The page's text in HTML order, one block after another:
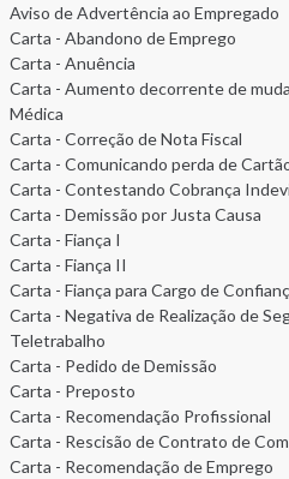
Aviso de Advertência ao Empregado
Carta - Abandono de Emprego
Carta - Anuência
Carta - Aumento decorrente de
Médica
Carta - Correção de Nota Fiscal
Carta - Comunicando perda de
Carta - Contestando Cobrança
Carta - Demissão por Justa Causa
Carta - Fiança I
Carta - Fiança II
Carta - Fiança para Cargo de
Carta - Negativa de Realização de
Teletrabalho
Carta - Pedido de Demissão
Carta - Preposto
Carta - Recomendação Profissional
Carta - Rescisão de Contrato de
Carta - Recomendação de Emprego